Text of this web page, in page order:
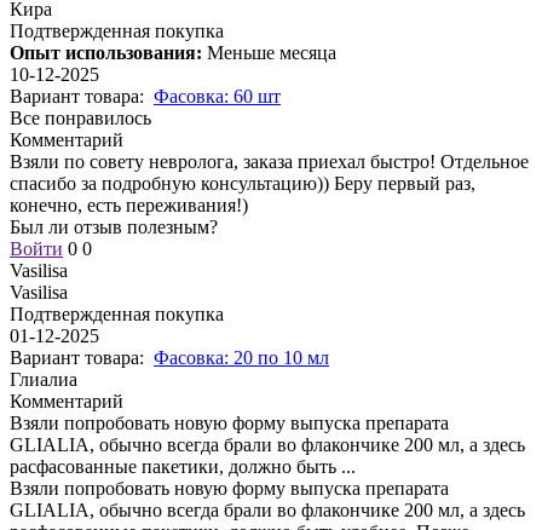
Кира
Подтвержденная покупка
Опыт использования: Меньше месяца
10-12-2025
Вариант товара: Фасовка: 60 шт
Все понравилось
Комментарий
Взяли по совету невролога, заказа приехал быстро! Отдельное
спасибо за подробную консультацию)) Беру первый раз,
конечно, есть переживания!)
Был ли отзыв полезным?
Войти 0 0
Vasilisa
Vasilisa
Подтвержденная покупка
01-12-2025
Вариант товара: Фасовка: 20 по 10 мл
Глиалиа
Комментарий
Взяли попробовать новую форму выпуска препарата
GLIALIA, обычно всегда брали во флакончике 200 мл, а здесь
расфасованные пакетики, должно быть ...
Взяли попробовать новую форму выпуска препарата
GLIALIA, обычно всегда брали во флакончике 200 мл, а здесь